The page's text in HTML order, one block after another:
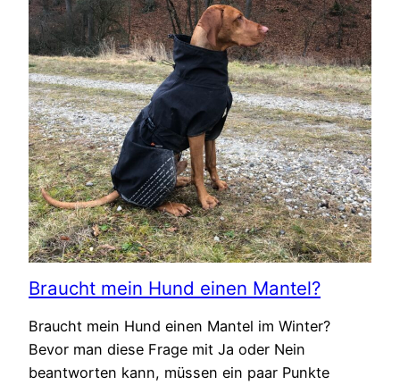
Braucht mein Hund einen Mantel?
Braucht mein Hund einen Mantel im Winter?
Bevor man diese Frage mit Ja oder Nein
beantworten kann, müssen ein paar Punkte